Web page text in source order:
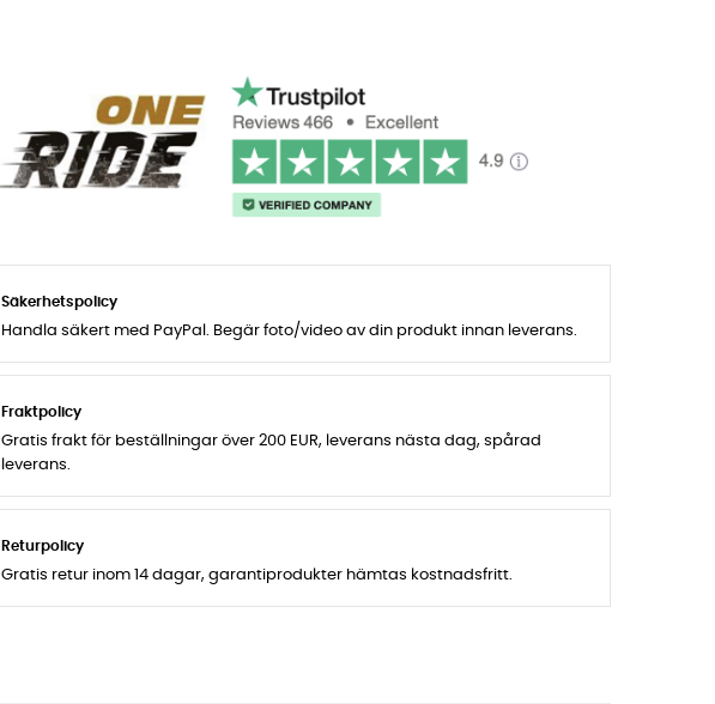
Säkerhetspolicy
Handla säkert med PayPal. Begär foto/video av din produkt innan leverans.
Fraktpolicy
Gratis frakt för beställningar över 200 EUR, leverans nästa dag, spårad
leverans.
Returpolicy
Gratis retur inom 14 dagar, garantiprodukter hämtas kostnadsfritt.